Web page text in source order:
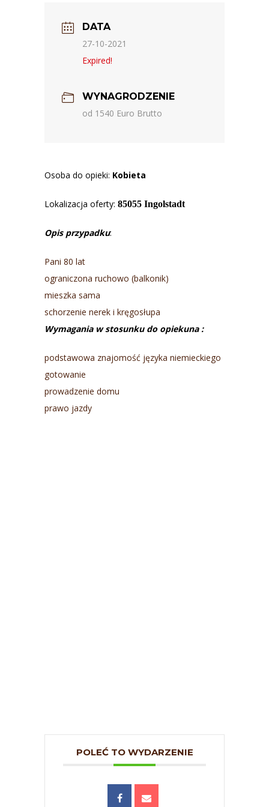
DATA
27-10-2021
Expired!
WYNAGRODZENIE
od 1540 Euro Brutto
Osoba do opieki: Kobieta
Lokalizacja oferty: 85055 Ingolstadt
Opis przypadku:
Pani 80 lat
ograniczona ruchowo (balkonik)
mieszka sama
schorzenie nerek i kręgosłupa
Wymagania w stosunku do opiekuna :
podstawowa znajomość języka niemieckiego
gotowanie
prowadzenie domu
prawo jazdy
POLEĆ TO WYDARZENIE